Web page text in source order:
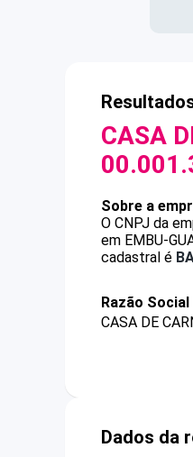
CASA
Sobre a
O CNPJ da
em EMBU-
cadastral é
Razão Social
CASA DE
Dados da